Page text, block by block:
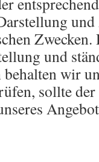
und
wir
sollte